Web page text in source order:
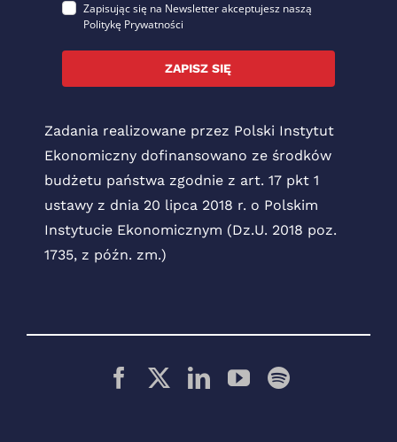
Zapisując się na Newsletter akceptujesz naszą
Politykę Prywatności
ZAPISZ SIĘ
Zadania realizowane przez Polski Instytut
Ekonomiczny dofinansowano ze środków
budżetu państwa zgodnie z art. 17 pkt 1
ustawy z dnia 20 lipca 2018 r. o Polskim
Instytucie Ekonomicznym (Dz.U. 2018 poz.
1735, z późn. zm.)